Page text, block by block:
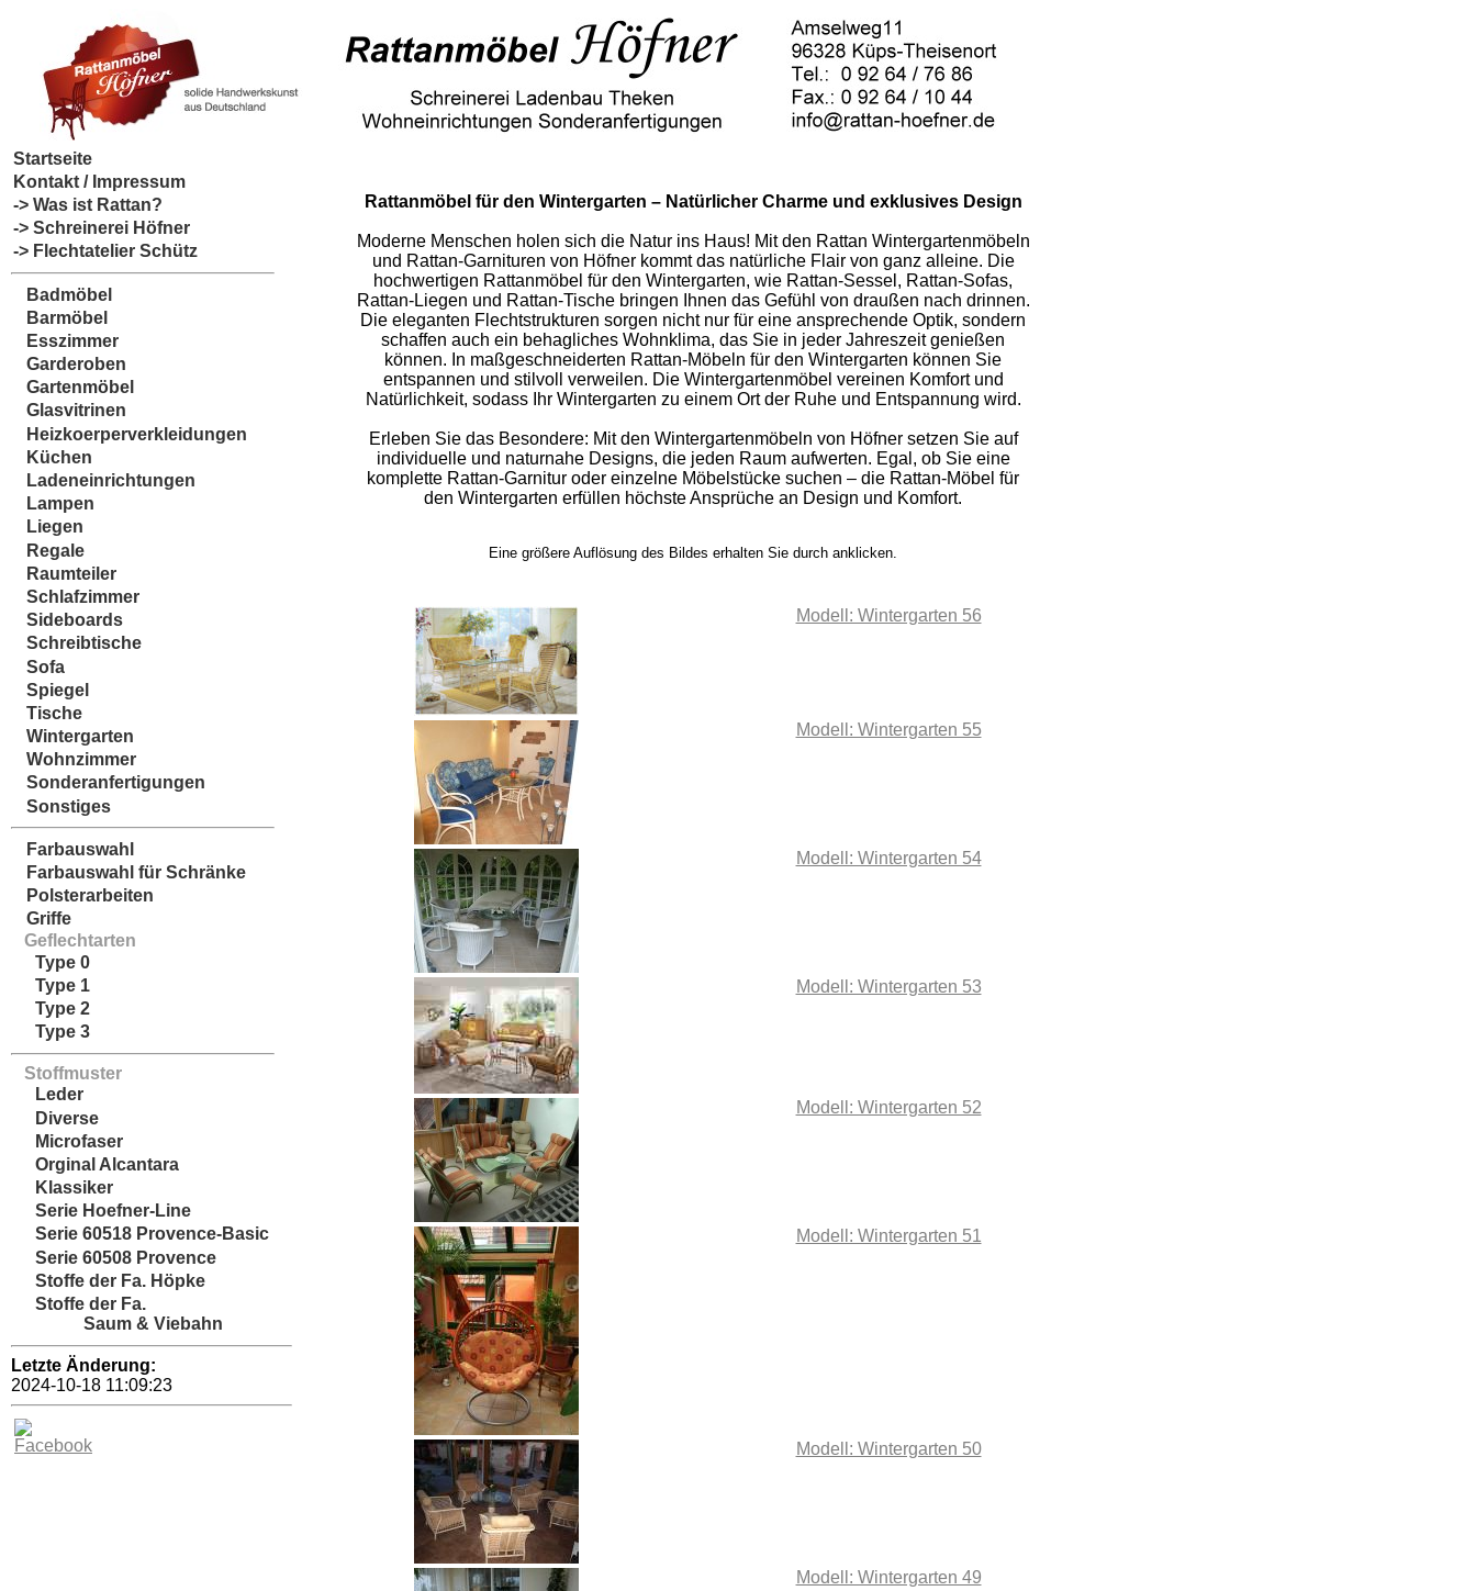
Startseite
Kontakt / Impressum
-> Was ist Rattan?
-> Schreinerei Höfner
-> Flechtatelier Schütz
Badmöbel
Barmöbel
Esszimmer
Garderoben
Gartenmöbel
Glasvitrinen
Heizkoerperverkleidungen
Küchen
Ladeneinrichtungen
Lampen
Liegen
Regale
Raumteiler
Schlafzimmer
Sideboards
Schreibtische
Sofa
Spiegel
Tische
Wintergarten
Wohnzimmer
Sonderanfertigungen
Sonstiges
Farbauswahl
Farbauswahl für Schränke
Polsterarbeiten
Griffe
Geflechtarten
Type 0
Type 1
Type 2
Type 3
Stoffmuster
Leder
Diverse
Microfaser
Orginal Alcantara
Klassiker
Serie Hoefner-Line
Serie 60518 Provence-Basic
Serie 60508 Provence
Stoffe der Fa. Höpke
Stoffe der Fa.
Saum & Viebahn
Letzte Änderung:
2024-10-18 11:09:23
Rattanmöbel für den Wintergarten – Natürlicher Charme und exklusives Design
Moderne Menschen holen sich die Natur ins Haus! Mit den Rattan Wintergartenmöbeln
und Rattan-Garnituren von Höfner kommt das natürliche Flair von ganz alleine. Die
hochwertigen Rattanmöbel für den Wintergarten, wie Rattan-Sessel, Rattan-Sofas,
Rattan-Liegen und Rattan-Tische bringen Ihnen das Gefühl von draußen nach drinnen.
Die eleganten Flechtstrukturen sorgen nicht nur für eine ansprechende Optik, sondern
schaffen auch ein behagliches Wohnklima, das Sie in jeder Jahreszeit genießen
können. In maßgeschneiderten Rattan-Möbeln für den Wintergarten können Sie
entspannen und stilvoll verweilen. Die Wintergartenmöbel vereinen Komfort und
Natürlichkeit, sodass Ihr Wintergarten zu einem Ort der Ruhe und Entspannung wird.
Erleben Sie das Besondere: Mit den Wintergartenmöbeln von Höfner setzen Sie auf
individuelle und naturnahe Designs, die jeden Raum aufwerten. Egal, ob Sie eine
komplette Rattan-Garnitur oder einzelne Möbelstücke suchen – die Rattan-Möbel für
den Wintergarten erfüllen höchste Ansprüche an Design und Komfort.
Eine größere Auflösung des Bildes erhalten Sie durch anklicken.
Modell: Wintergarten 56
Modell: Wintergarten 55
Modell: Wintergarten 54
Modell: Wintergarten 53
Modell: Wintergarten 52
Modell: Wintergarten 51
Modell: Wintergarten 50
Modell: Wintergarten 49